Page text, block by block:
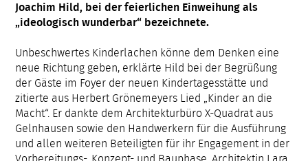
Joachim Hild, bei der feierlichen Einweihung als
„ideologisch wunderbar“ bezeichnete.
Unbeschwertes Kinderlachen könne dem Denken eine
neue Richtung geben, erklärte Hild bei der Begrüßung
der Gäste im Foyer der neuen Kindertagesstätte und
zitierte aus Herbert Grönemeyers Lied „Kinder an die
Macht“. Er dankte dem Architekturbüro X-Quadrat aus
Gelnhausen sowie den Handwerkern für die Ausführung
und allen weiteren Beteiligten für ihr Engagement in der
Vorbereitungs-, Konzept- und Bauphase. Architektin Lara